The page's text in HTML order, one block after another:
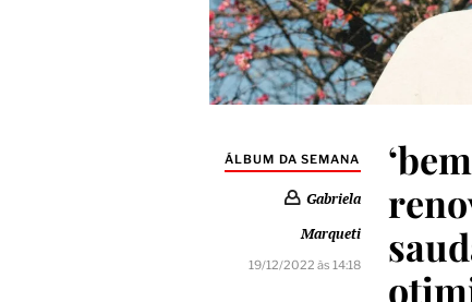
ÁLBUM DA SEMANA
Gabriela
Marqueti
19/12/2022 às 14:18